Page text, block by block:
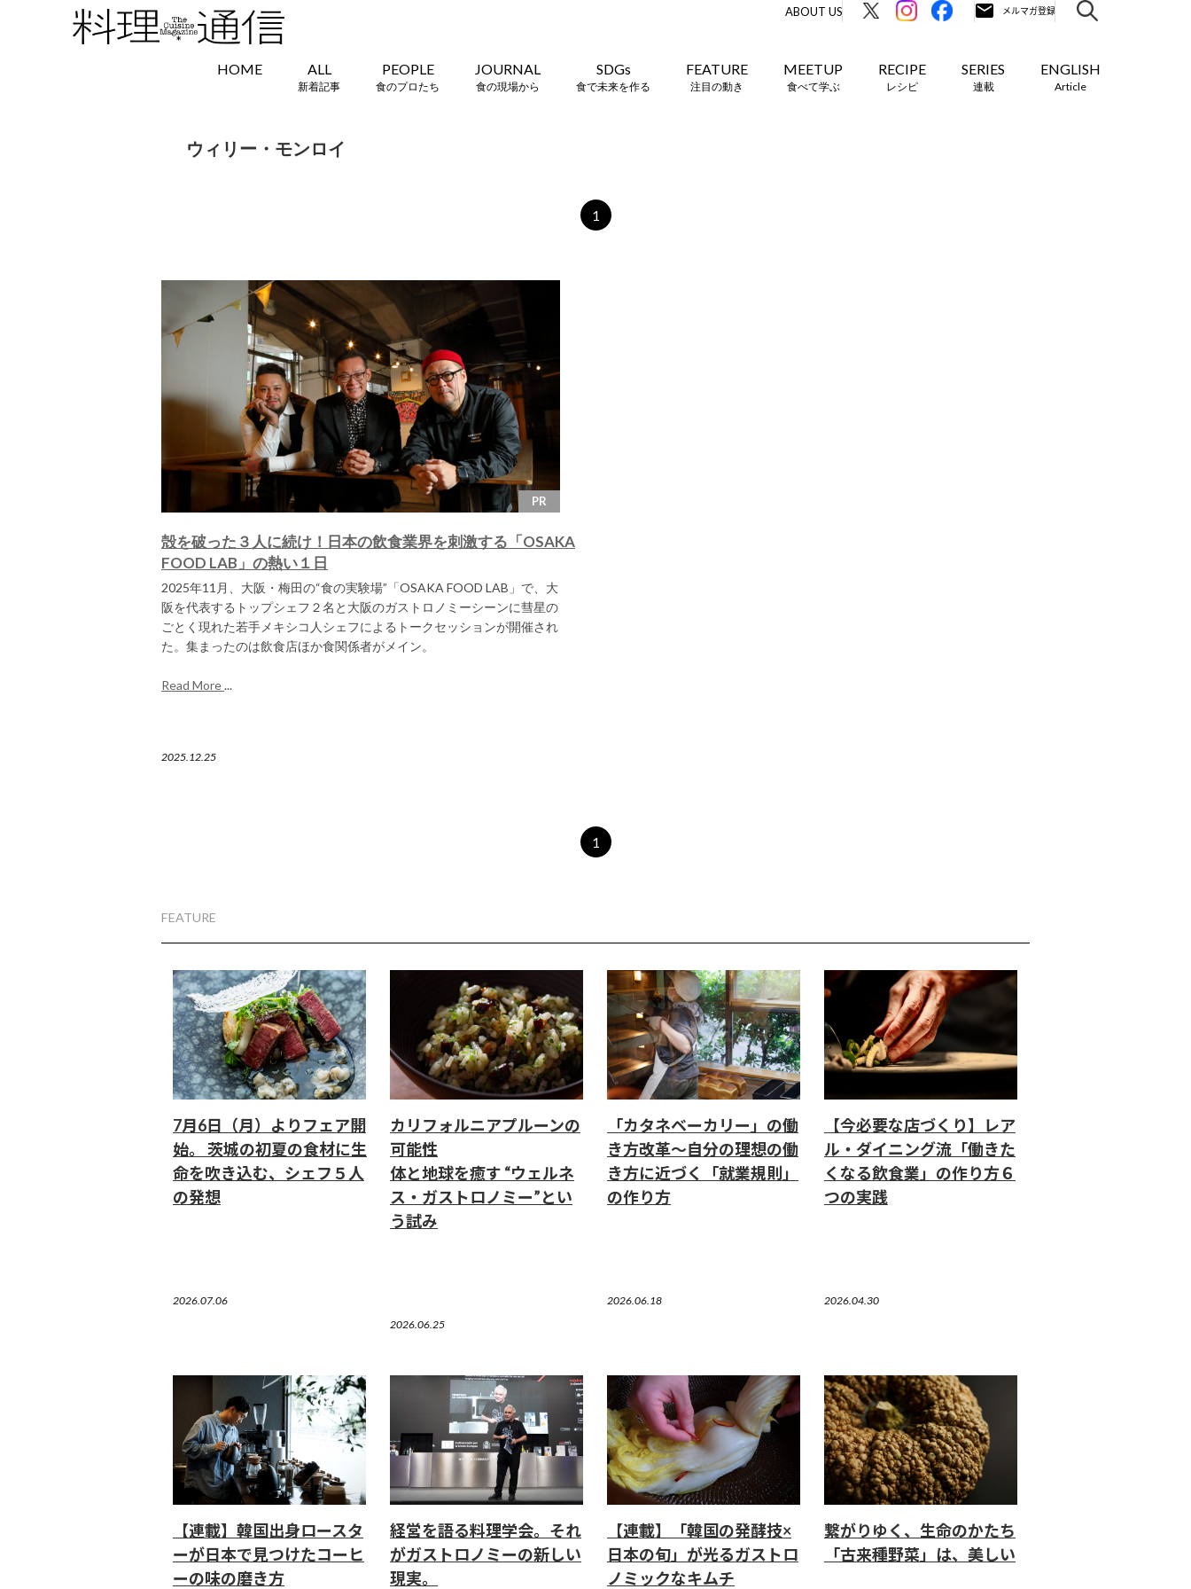
ABOUT US
HOME ALL
新着記事
PEOPLE
食のプロたち
JOURNAL
食の現場から
SDGs
食で未来を作る
FEATURE
注目の動き
MEETUP
食べて学ぶ
RECIPE
レシピ
SERIES
連載
ENGLISH
Article
ウィリー・モンロイ
1
PR
殻を破った３人に続け！日本の飲食業界を刺激する「OSAKA
FOOD LAB」の熱い１日
2025年11月、大阪・梅田の“食の実験場”「OSAKA FOOD LAB」で、大
阪を代表するトップシェフ２名と大阪のガストロノミーシーンに彗星の
ごとく現れた若手メキシコ人シェフによるトークセッションが開催され
た。集まったのは飲食店ほか食関係者がメイン。
Read More...
2025.12.25
1
FEATURE
7月6日（月）よりフェア開
始。 茨城の初夏の食材に生
命を吹き込む、シェフ５人
の発想
2026.07.06
カリフォルニアプルーンの
可能性
体と地球を癒す “ウェルネ
ス・ガストロノミー”とい
う試み
2026.06.25
「カタネベーカリー」の働
き方改革～自分の理想の働
き方に近づく「就業規則」
の作り方
2026.06.18
【今必要な店づくり】レア
ル・ダイニング流「働きた
くなる飲食業」の作り方６
つの実践
2026.04.30
【連載】韓国出身ロースタ
ーが日本で見つけたコーヒ
ーの味の磨き方
経営を語る料理学会。それ
がガストロノミーの新しい
現実。
【連載】「韓国の発酵技×
日本の旬」が光るガストロ
ノミックなキムチ
繋がりゆく、生命のかたち
「古来種野菜」は、美しい